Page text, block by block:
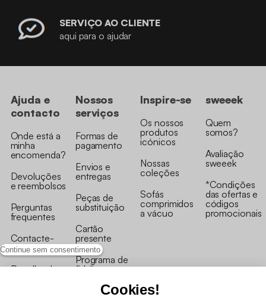
Continue sem consentimento
Cookies!
SERVIÇO AO CLIENTE
aqui para o ajudar
Ajuda e
contacto
Onde está a
minha
encomenda?
Devoluções
e reembolsos
Perguntas
frequentes
Contacte-
nos
Recolha de
Nossos
serviços
Formas de
pagamento
Envios e
entregas
Peças de
substituição
Cartão
presente
Programa de
fidelizaçao
Inspire-se
Os nossos
produtos
icónicos
Nossas
coleções
Sofás
comprimidos
a vácuo
sweeek
Quem
somos?
Avaliação
sweeek
*Condições
das ofertas e
códigos
promocionais